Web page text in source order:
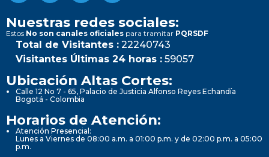
Nuestras redes sociales:
Estos No son canales oficiales para tramitar PQRSDF
Total de Visitantes : 22240743
Visitantes Últimas 24 horas : 59057
Ubicación Altas Cortes:
Calle 12 No 7 - 65, Palacio de Justicia Alfonso Reyes Echandía
Bogotá - Colombia
Horarios de Atención:
Atención Presencial:
Lunes a Viernes de 08:00 a.m. a 01:00 p.m. y de 02:00 p.m. a 05:00
p.m.